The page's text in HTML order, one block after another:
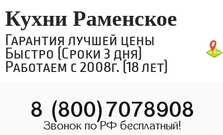
Кухни Раменское
Гарантия лучшей цены
Быстро (Сроки 3 дня)
Работаем с 2008г. (18 лет)
8 (800)7078908
Звонок по РФ бесплатный!